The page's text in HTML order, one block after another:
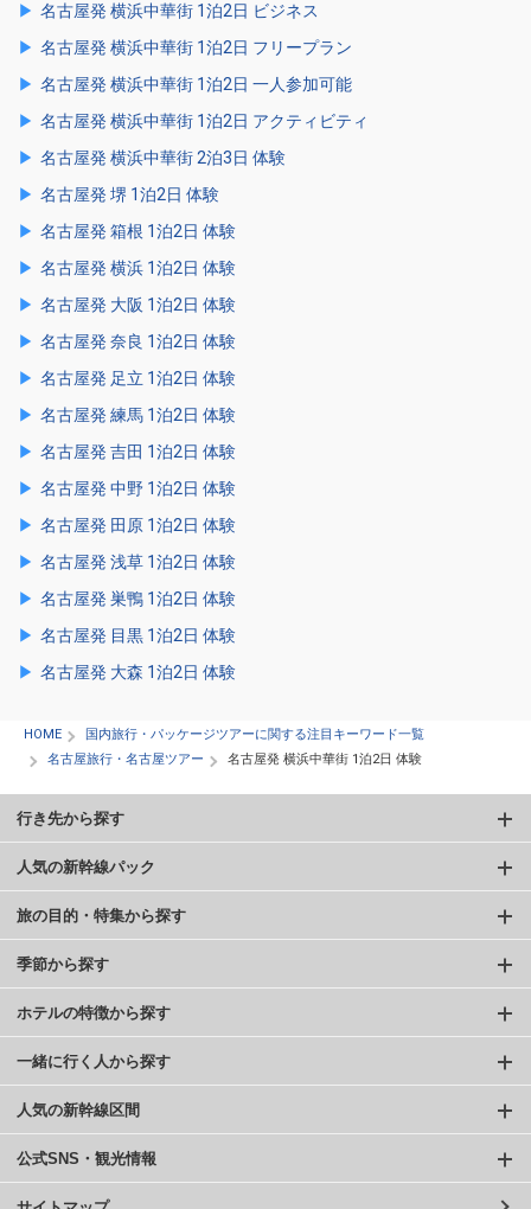
名古屋発 横浜中華街 1泊2日 ビジネス
名古屋発 横浜中華街 1泊2日 フリープラン
名古屋発 横浜中華街 1泊2日 一人参加可能
名古屋発 横浜中華街 1泊2日 アクティビティ
名古屋発 横浜中華街 2泊3日 体験
名古屋発 堺 1泊2日 体験
名古屋発 箱根 1泊2日 体験
名古屋発 横浜 1泊2日 体験
名古屋発 大阪 1泊2日 体験
名古屋発 奈良 1泊2日 体験
名古屋発 足立 1泊2日 体験
名古屋発 練馬 1泊2日 体験
名古屋発 吉田 1泊2日 体験
名古屋発 中野 1泊2日 体験
名古屋発 田原 1泊2日 体験
名古屋発 浅草 1泊2日 体験
名古屋発 巣鴨 1泊2日 体験
名古屋発 目黒 1泊2日 体験
名古屋発 大森 1泊2日 体験
HOME
国内旅行・パッケージツアーに関する注目キーワード一覧
名古屋旅行・名古屋ツアー
名古屋発 横浜中華街 1泊2日 体験
行き先から探す
人気の新幹線パック
旅の目的・特集から探す
季節から探す
ホテルの特徴から探す
一緒に行く人から探す
人気の新幹線区間
公式SNS・観光情報